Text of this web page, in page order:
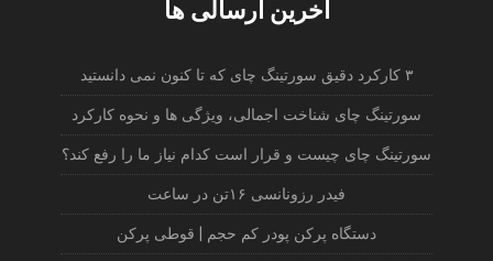
آخرین ارسالی ها
۳ کارکرد دقیق سورتینگ چای که تا کنون نمی دانستید
سورتینگ چای شناخت اجمالی، ویژگی ها و نحوه کارکرد
سورتینگ چای چیست و قرار است کدام نیاز ما را رفع کند؟
فیدر رزونانسی ۱۶تن در ساعت
دستگاه پرکن پودر کم حجم | قوطی پرکن